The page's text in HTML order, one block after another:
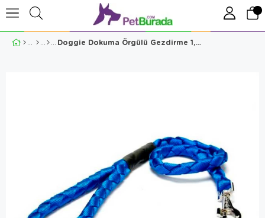
Doggie Dokuma Örgülü Gezdirme 1,5x140cm Mavi